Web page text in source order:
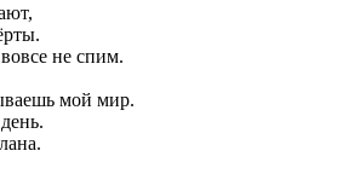
не спим.
мой мир.